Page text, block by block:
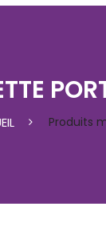
Produits